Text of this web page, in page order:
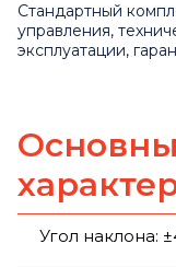
Стандартный
управления,
эксплуатации,
Угол наклона: